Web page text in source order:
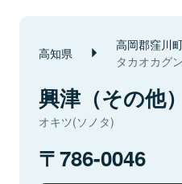
高知県 高岡郡窪川
タカオカグ
興津（その他）
オキツ(ソノタ)
786-0046